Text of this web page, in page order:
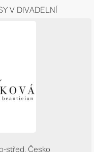
V DIVADELNÍ
střed, Česko